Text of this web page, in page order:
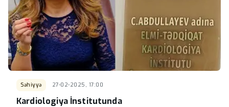
Səhiyyə 27-02-2025, 17:00
Kardiologiya İnstitutunda